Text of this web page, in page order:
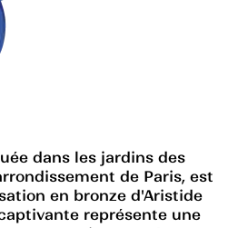
dans les jardins des
de Paris, est
en bronze d'Aristide
représente une